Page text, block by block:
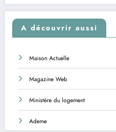
A découvrir aussi
Maison Actuelle
Magazine Web
Ministère du logement
Ademe